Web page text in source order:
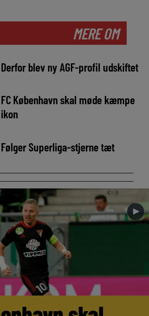
MERE OM
Derfor blev ny AGF-profil udskiftet
FC København skal møde kæmpe
ikon
Følger Superliga-stjerne tæt
►